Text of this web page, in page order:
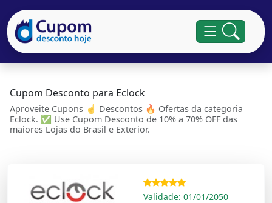
Cupom Desconto para Eclock
Aproveite Cupons ☝ Descontos 🔥 Ofertas da categoria
Eclock. ✅ Use Cupom Desconto de 10% a 70% OFF das
maiores Lojas do Brasil e Exterior.
Validade: 01/01/2050